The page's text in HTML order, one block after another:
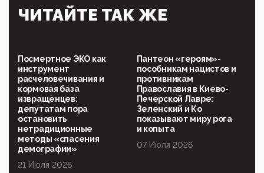
Симулякр патриотизма и благолепия:
профилактика негатива среди молодежи снова
120 лет парламентаризма: как институт
народовластия превратился в «чего изволите» для
Правительства и АП
06:29, 15 Апреля 2026
Социальный фонд России – пионер жесткого
внедрения цифроконцлагеря: работников СФР по
всей стране принуждают ставить MAX ID под
угрозой увольнения
10:02, 10 Апреля 2026
Президент РАН Красников о том, что родители в
ЧИТАЙТЕ ТАК ЖЕ
Посмертное ЭКО как
инструмент
расчеловечивания и
кормовая база
извращенцев:
депутатам пора
остановить
нетрадиционные
методы «спасения
демографии»
21 Июля 2026
Пантеон «героям»-
пособникам нацистов и
противникам
Православия в Киево-
Печерской Лавре:
Зеленский и Ко
показывают миру рога
и копыта
07 Июля 2026